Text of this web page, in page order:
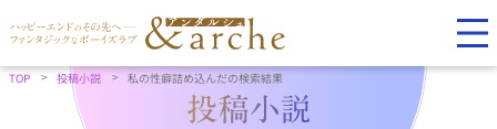
TOP 投稿小説 私の性癖詰め込んだの検索結果